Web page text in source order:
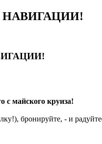
с майского круиза!
бронируйте, - и